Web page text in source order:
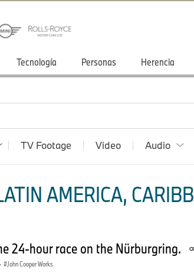
Tecnología Personas Herencia
TV Footage Video Audio
AMERICA,
24-hour race on the Nürburgring.
· John Cooper Works